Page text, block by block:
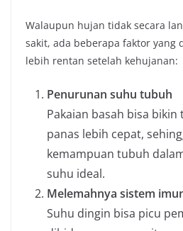
Walaupun hujan tidak secara
sakit, ada beberapa faktor yang
lebih rentan setelah kehujanan:
Penurunan suhu tubuh
Pakaian basah bisa
panas lebih cepat,
kemampuan tubuh
suhu ideal.
Melemahnya sistem
Suhu dingin bisa picu